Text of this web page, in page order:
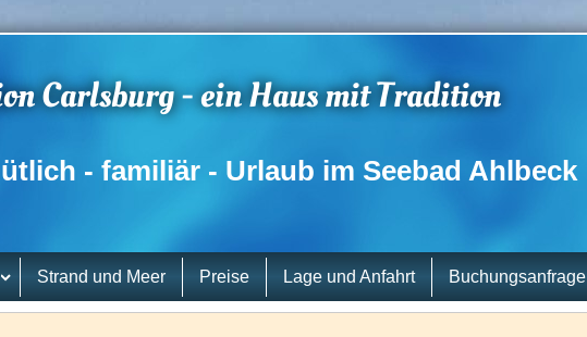
Carlsburg - ein Haus mit Tradition
- familiär - Urlaub im Seebad Ahlbeck
Strand und Meer Preise Lage und Anfahrt Buchungsanfrage